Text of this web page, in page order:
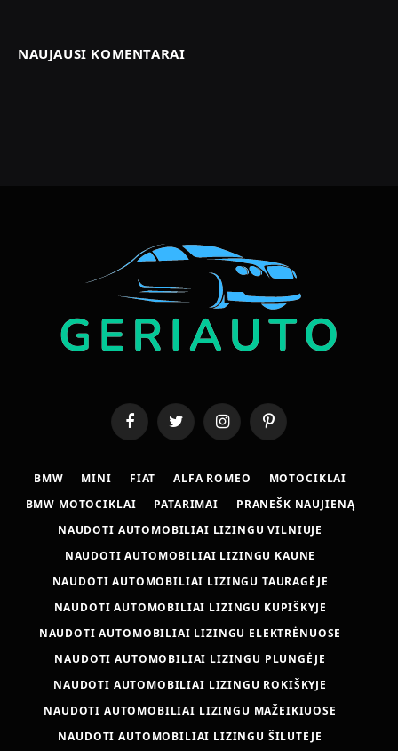
NAUJAUSI KOMENTARAI
FacebookTwitter InstagramPinterest
BMW MINI FIAT ALFA ROMEO
MOTOCIKLAI
BMW MOTOCIKLAI
PATARIMAI
PRANEŠK NAUJIENĄ
NAUDOTI AUTOMOBILIAI LIZINGU VILNIUJE
NAUDOTI AUTOMOBILIAI LIZINGU KAUNE
NAUDOTI AUTOMOBILIAI LIZINGU TAURAGĖJE
NAUDOTI AUTOMOBILIAI LIZINGU KUPIŠKYJE
NAUDOTI AUTOMOBILIAI LIZINGU ELEKTRĖNUOSE
NAUDOTI AUTOMOBILIAI LIZINGU PLUNGĖJE
NAUDOTI AUTOMOBILIAI LIZINGU ROKIŠKYJE
NAUDOTI AUTOMOBILIAI LIZINGU MAŽEIKIUOSE
NAUDOTI AUTOMOBILIAI LIZINGU ŠILUTĖJE